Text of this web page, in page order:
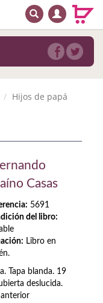
BUSCAR
Hijos de papá
Casas
5691
del libro:
Libro en
Tapa blanda. 19
deslucida.